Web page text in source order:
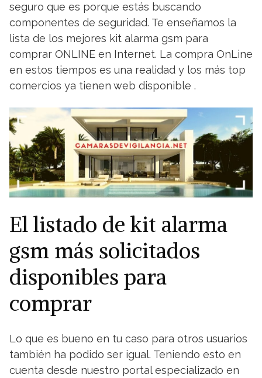
seguro que es porque estás buscando
componentes de seguridad. Te enseñamos la
lista de los mejores kit alarma gsm para
comprar ONLINE en Internet. La compra OnLine
en estos tiempos es una realidad y los más top
comercios ya tienen web disponible .
El listado de kit alarma
gsm más solicitados
disponibles para
comprar
Lo que es bueno en tu caso para otros usuarios
también ha podido ser igual. Teniendo esto en
cuenta desde nuestro portal especializado en